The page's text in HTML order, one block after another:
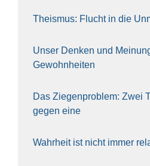
The­is­mus: Flucht in die
Unser Den­ken und
Gewohn­hei­ten
Das Zie­gen­pro­blem: Zwei
gegen eine
Wahr­heit ist nicht immer